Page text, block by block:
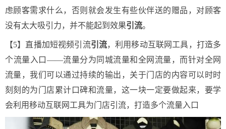
虑顾客需求什么，否则就会发生有些伙伴送的赠品，对顾客
没有太大吸引力，并不能起到效果引流。
【5】直播加短视频引流引流，利用移动互联网工具，打造多
个流量入口——流量分为同城流量和全网流量，而针对全网
流量，我们可以通过持续的输出，关于门店的内容可以时时
刻刻的为门店累计口碑和流量，这一块一定要做起来，要学
会利用移动互联网工具为门店引流，打造多个流量入口